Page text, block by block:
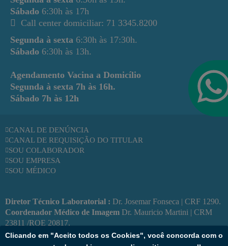
Sábado 6:30h às 17h
Call center domiciliar: 71 3345.8200
Segunda à sexta 6:30h às 17:30h.
Sábado 6:30h às 13h.
Agendamento Vacina a Domicílio
Segunda à sexta 7h às 16h.
Sábado 7h às 12h
Diretor Técnico Laboratorial : Dr. Josemar Fonseca | CRF 1290.
Coordenador Médico de Imagem Dr. Mauricio Martini | CRM
23811 /RQE 20817.
Responsável Técnica de Vacinas:Enf. Kátia Bulhões | COREN
CANAL DE DENÚNCIA
CANAL DE REQUISIÇÃO DO TITULAR
SOU COLABORADOR
SOU EMPRESA
SOU MÉDICO
Clicando em "Aceito todos os Cookies", você concorda com o